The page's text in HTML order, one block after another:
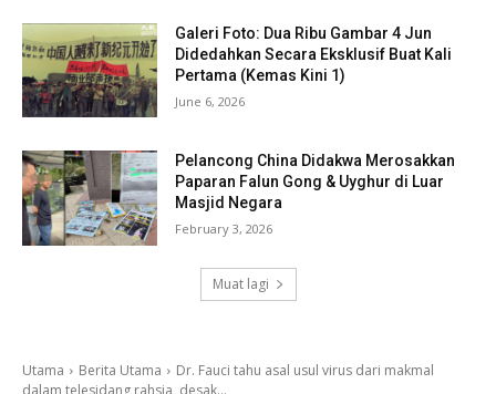
Galeri Foto: Dua Ribu Gambar 4 Jun
Didedahkan Secara Eksklusif Buat Kali
Pertama (Kemas Kini 1)
June 6, 2026
Pelancong China Didakwa Merosakkan
Paparan Falun Gong & Uyghur di Luar
Masjid Negara
February 3, 2026
Muat lagi